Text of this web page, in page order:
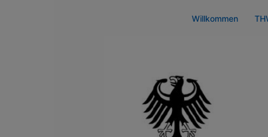
Willkommen